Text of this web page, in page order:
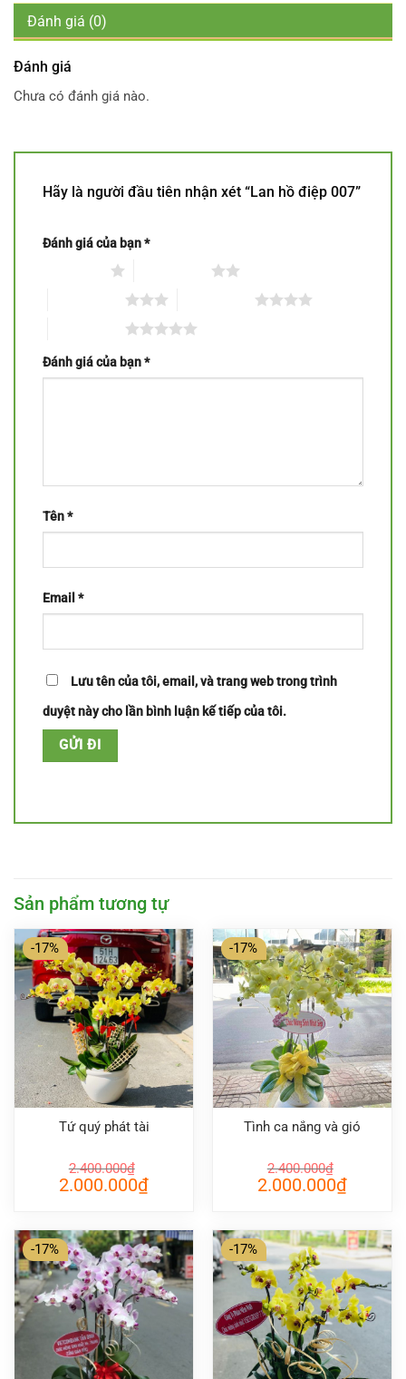
Đánh giá (0)
Đánh giá
Chưa có đánh giá nào.
Hãy là người đầu tiên nhận xét “Lan hồ điệp 007”
Đánh giá của bạn*
Đánh giá của bạn*
Tên*
Email *
Lưu tên của tôi, email, và trang web trong trình
duyệt này cho lần bình luận kế tiếp của tôi.
Sản phẩm tương tự
-17%
Tứ quý phát tài
2.400.000₫
Giá
gốc
2.000.000₫Giá
2.000.000₫.
-17%
Tình ca nắng và gió
2.400.000₫
Giá
gốc
2.000.000₫Giá
-17% -17%